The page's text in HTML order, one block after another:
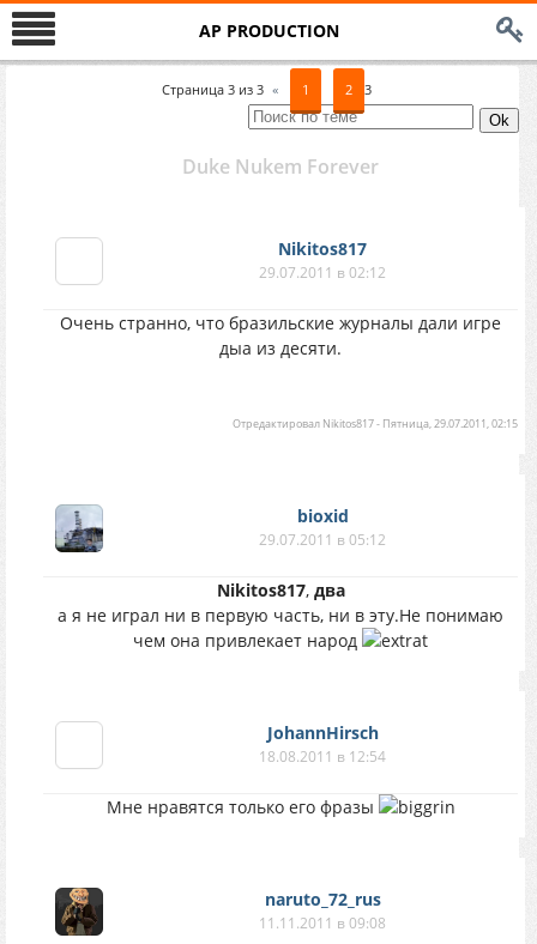
AP PRODUCTION
Страница 3 из 3 « 1 2 3
Duke Nukem Forever
Nikitos817
29.07.2011 в 02:12
Очень странно, что бразильские журналы дали игре
дыа из десяти.
Отредактировал Nikitos817- Пятница, 29.07.2011, 02:15
bioxid
29.07.2011 в 05:12
Nikitos817, два
а я не играл ни в первую часть, ни в эту.Не понимаю
чем она привлекает народ
JohannHirsch
18.08.2011 в 12:54
Мне нравятся только его фразы
naruto_72_rus
11.11.2011 в 09:08